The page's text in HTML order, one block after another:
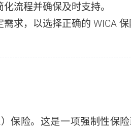
流程并确保及时支持。
求，以选择正确的 WICA 保
保险。这是一项强制性保